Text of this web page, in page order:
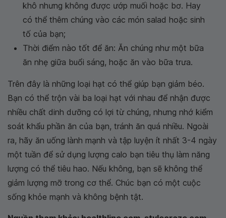
khô nhưng không được ướp muối hoặc bơ. Hay
có thể thêm chúng vào các món salad hoặc sinh
tố của bạn;
Thời điểm nào tốt để ăn: Ăn chúng như một bữa
ăn nhẹ giữa buổi sáng, hoặc ăn vào bữa trưa.
Trên đây là những loại hạt có thể giúp bạn giảm béo.
Bạn có thể trộn vài ba loại hạt với nhau để nhận được
nhiều chất dinh dưỡng có lợi từ chúng, nhưng nhớ kiểm
soát khẩu phần ăn của bạn, tránh ăn quá nhiều. Ngoài
ra, hãy ăn uống lành mạnh và tập luyện ít nhất 3-4 ngày
một tuần để sử dụng lượng calo bạn tiêu thụ làm năng
lượng có thể tiêu hao. Nếu không, bạn sẽ không thể
giảm lượng mỡ trong cơ thể. Chúc bạn có một cuộc
sống khỏe mạnh và không bệnh tật.